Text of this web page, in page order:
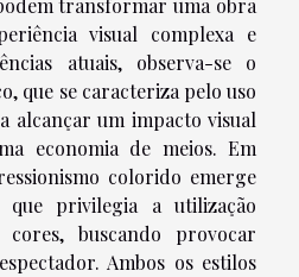
transformar uma obra
visual complexa e
atuais, observa-se o
que se caracteriza pelo uso
alcançar um impacto visual
economia de meios. Em
colorido emerge
privilegia a utilização
buscando provocar
Ambos os estilos